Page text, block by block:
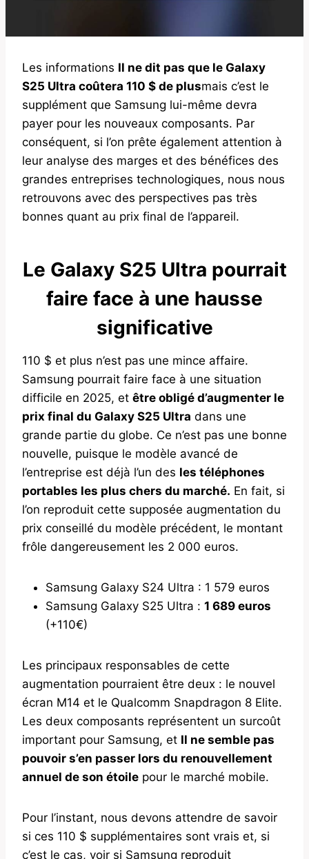
Les informations Il ne dit pas que le Galaxy
S25 Ultra coûtera 110 $ de plusmais c’est le
supplément que Samsung lui-même devra
payer pour les nouveaux composants. Par
conséquent, si l’on prête également attention à
leur analyse des marges et des bénéfices des
grandes entreprises technologiques, nous nous
retrouvons avec des perspectives pas très
bonnes quant au prix final de l’appareil.
Le Galaxy S25 Ultra pourrait
faire face à une hausse
significative
110 $ et plus n’est pas une mince affaire.
Samsung pourrait faire face à une situation
difficile en 2025, et être obligé d’augmenter le
prix final du Galaxy S25 Ultra dans une
grande partie du globe. Ce n’est pas une bonne
nouvelle, puisque le modèle avancé de
l’entreprise est déjà l’un des les téléphones
portables les plus chers du marché. En fait, si
l’on reproduit cette supposée augmentation du
prix conseillé du modèle précédent, le montant
frôle dangereusement les 2 000 euros.
Samsung Galaxy S24 Ultra : 1 579 euros
Samsung Galaxy S25 Ultra : 1 689 euros
(+110€)
Les principaux responsables de cette
augmentation pourraient être deux : le nouvel
écran M14 et le Qualcomm Snapdragon 8 Elite.
Les deux composants représentent un surcoût
important pour Samsung, et Il ne semble pas
pouvoir s’en passer lors du renouvellement
annuel de son étoile pour le marché mobile.
Pour l’instant, nous devons attendre de savoir
si ces 110 $ supplémentaires sont vrais et, si
c’est le cas, voir si Samsung reproduit